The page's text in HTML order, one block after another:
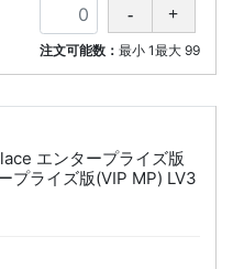
注文可能数： 最小 1最大 99
エンタープライズ版
プライズ版(VIP MP) LV3